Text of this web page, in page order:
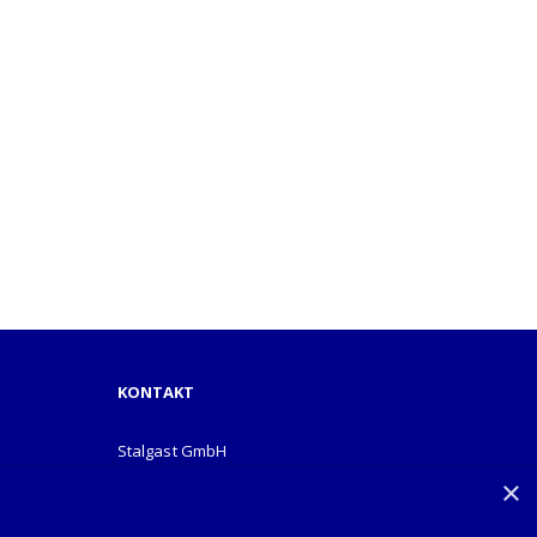
KONTAKT
Stalgast GmbH
×